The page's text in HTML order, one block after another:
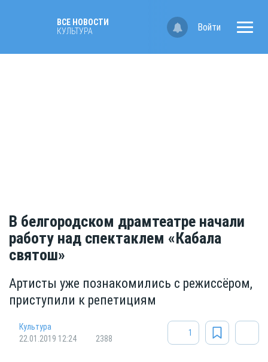
ВСЕ НОВОСТИ
КУЛЬТУРА
Войти
В белгородском драмтеатре начали
работу над спектаклем «Кабала
святош»
Артисты уже познакомились с режиссёром,
приступили к репетициям
Культура
22.01.2019 12:24
2388
1